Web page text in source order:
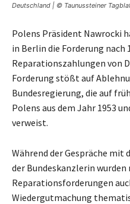
Deutschland | © Taunussteiner
Polens Präsident Nawrocki
in Berlin die Forderung nach
Reparationszahlungen von
Forderung stößt auf
Bundesregierung, die auf
Polens aus dem Jahr 1953
verweist.
Während der Gespräche mit
der Bundeskanzlerin wurden
Reparationsforderungen
Wiedergutmachung